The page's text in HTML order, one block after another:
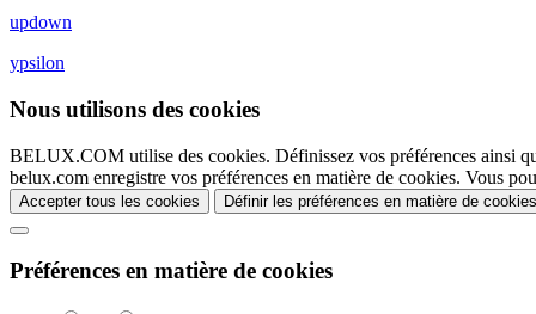
updown
ypsilon
Nous utilisons des cookies
BELUX.COM utilise des cookies. Définissez vos préférences ainsi
belux.com enregistre vos préférences en matière de cookies. Vous
Accepter tous les cookies Définir les préférences en matière de cookies
Préférences en matière de cookies